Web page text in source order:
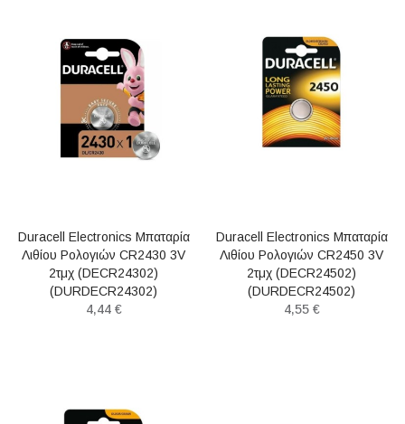
Duracell Electronics Μπαταρία
Λιθίου Ρολογιών CR2430 3V
2τμχ (DECR24302)
(DURDECR24302)
4,44 €
Duracell Electronics Μπαταρία
Λιθίου Ρολογιών CR2450 3V
2τμχ (DECR24502)
(DURDECR24502)
4,55 €